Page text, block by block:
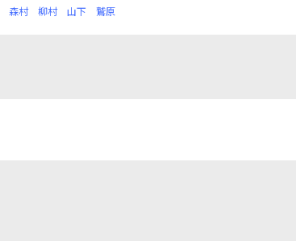
森村 柳村 山下 鷲原